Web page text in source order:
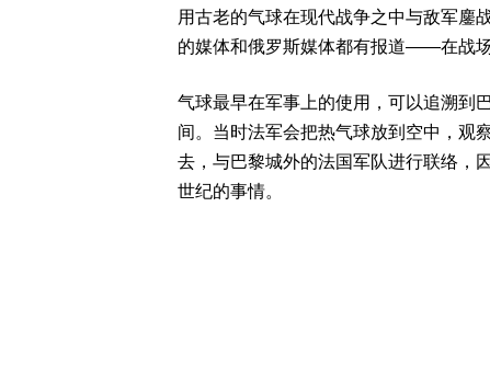
用古老的气球在现代战争之中与敌军
的媒体和俄罗斯媒体都有报道——在战场
气球最早在军事上的使用，可以追溯到
间。当时法军会把热气球放到空中，观
去，与巴黎城外的法国军队进行联络，
世纪的事情。